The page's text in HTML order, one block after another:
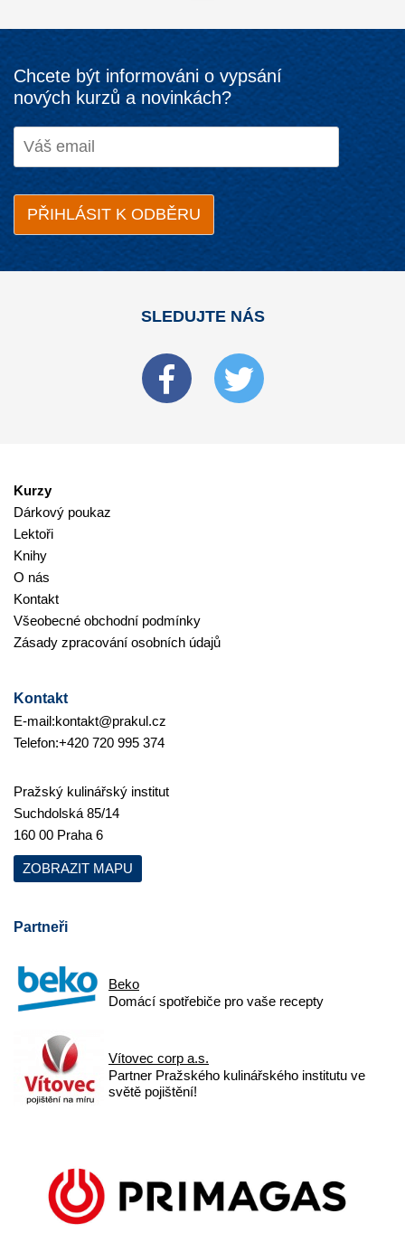
Chcete být informováni o vypsání
nových kurzů a novinkách?
SLEDUJTE NÁS
Kurzy
Dárkový poukaz
Lektoři
Knihy
O nás
Kontakt
Všeobecné obchodní podmínky
Zásady zpracování osobních údajů
Kontakt
E-mail:kontakt@prakul.cz
Telefon:+420 720 995 374
Pražský kulinářský institut
Suchdolská 85/14
160 00 Praha 6
ZOBRAZIT MAPU
Partneři
Beko
Domácí spotřebiče pro vaše recepty
Vítovec corp a.s.
Partner Pražského kulinářského institutu ve
světě pojištění!